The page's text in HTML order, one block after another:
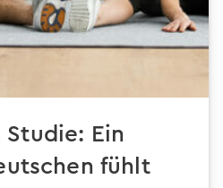
Studie: Ein
fühlt